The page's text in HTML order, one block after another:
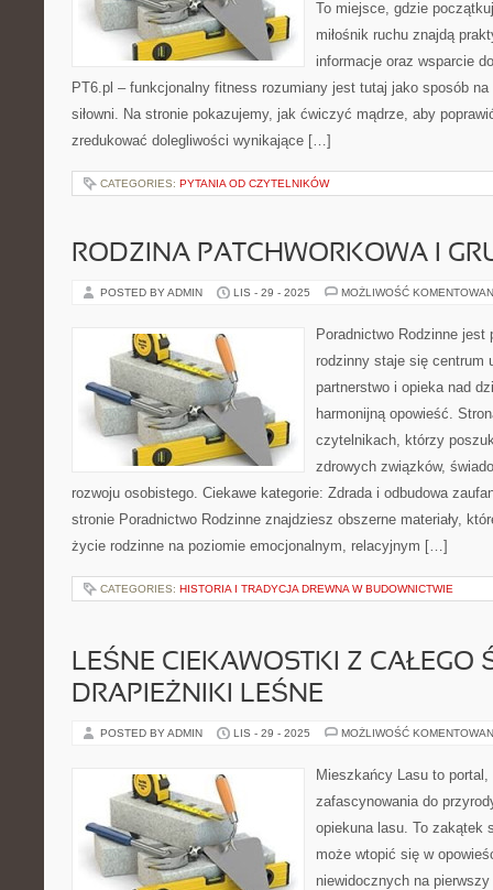
To miejsce, gdzie
miłośnik ruchu znajdą
informacje oraz wsparcie
PT6.pl – funkcjonalny fitness rozumiany jest tutaj jako sposób
siłowni. Na stronie pokazujemy, jak ćwiczyć mądrze, aby
zredukować dolegliwości wynikające […]
CATEGORIES: PYTANIA OD CZYTELNIKÓW
RODZINA PATCHWORKOWA I
POSTED BY ADMIN LIS - 29 - 2025 MOŻLIWOŚĆ
Poradnictwo Rodzinne jest
rodzinny staje się centrum
partnerstwo i opieka nad
harmonijną opowieść.
czytelnikach, którzy
zdrowych związków,
rozwoju osobistego. Ciekawe kategorie: Zdrada i odbudowa
stronie Poradnictwo Rodzinne znajdziesz obszerne materiały,
życie rodzinne na poziomie emocjonalnym, relacyjnym […]
CATEGORIES: HISTORIA I TRADYCJA DREWNA W BUDOWNICTWIE
LEŚNE CIEKAWOSTKI Z CAŁEGO
DRAPIEŻNIKI LEŚNE
POSTED BY ADMIN LIS - 29 - 2025 MOŻLIWOŚĆ
Mieszkańcy Lasu to portal,
zafascynowania do
opiekuna lasu. To zakątek
może wtopić się w
niewidocznych na